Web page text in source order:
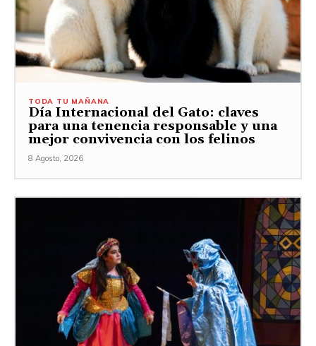
TODA TU MAÑANA
Día Internacional del Gato: claves
para una tenencia responsable y una
mejor convivencia con los felinos
8 Agosto, 2026